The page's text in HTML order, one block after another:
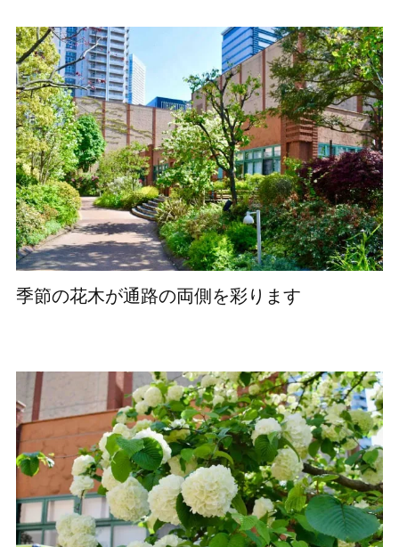
季節の花木が通路の両側を彩ります